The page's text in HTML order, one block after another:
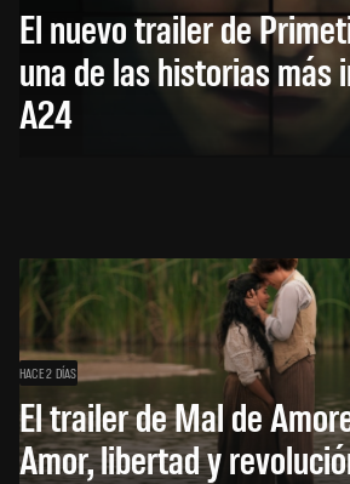
El nuevo trailer de
una de las historias más
A24
HACE 2 DÍAS
El trailer de Mal de
Amor, libertad y